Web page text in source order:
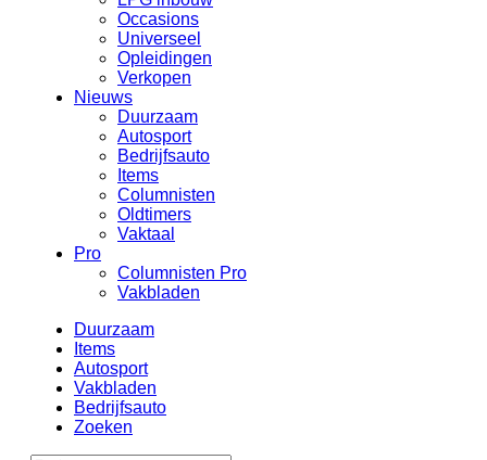
Occasions
Universeel
Opleidingen
Verkopen
Nieuws
Duurzaam
Autosport
Bedrijfsauto
Items
Columnisten
Oldtimers
Vaktaal
Pro
Columnisten Pro
Vakbladen
Duurzaam
Items
Autosport
Vakbladen
Bedrijfsauto
Zoeken